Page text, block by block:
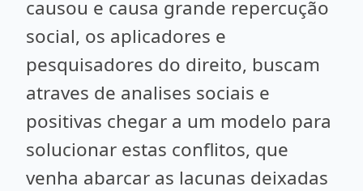
causou e causa grande repercução
social, os aplicadores e
pesquisadores do direito, buscam
atraves de analises sociais e
positivas chegar a um modelo para
solucionar estas conflitos, que
venha abarcar as lacunas deixadas